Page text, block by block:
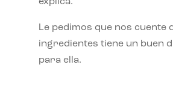
explica.
Le pedimos que nos cuente
ingredientes tiene un buen
para ella.